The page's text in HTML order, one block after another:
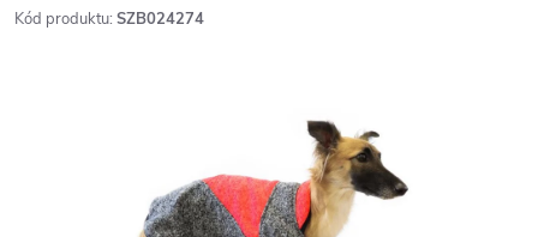
Kód produktu: SZB024274